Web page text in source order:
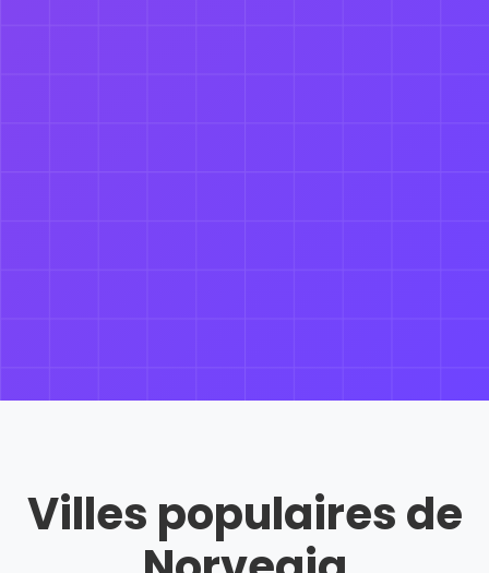
Villes populaires de